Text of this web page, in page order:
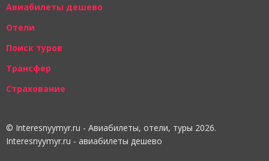
Авиабилеты дешево
Отели
Поиск туров
Трансфер
Страхование
© Interesnyymyr.ru - Авиабилеты, отели, туры 2026.
Interesnyymyr.ru - авиабилеты дешево